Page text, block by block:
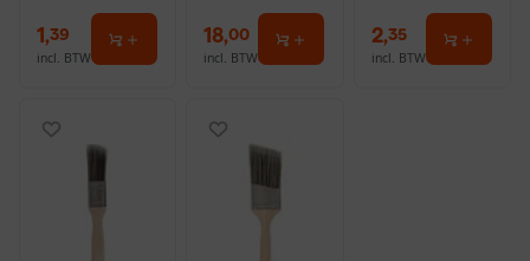
1,39
incl. BTW
18,00
incl. BTW
2,35
incl. BTW